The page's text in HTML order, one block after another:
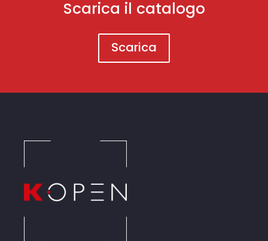
Scarica il catalogo
Scarica